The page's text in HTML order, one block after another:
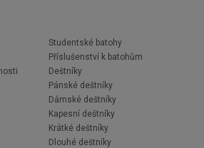
Studentské batohy
Příslušenství k batohům
Deštníky
Pánské deštníky
Dámské deštníky
Kapesní deštníky
Krátké deštníky
Dlouhé deštníky